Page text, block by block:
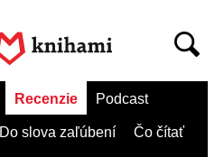
Recenzie Podcast
Do slova zaľúbení Čo čítať